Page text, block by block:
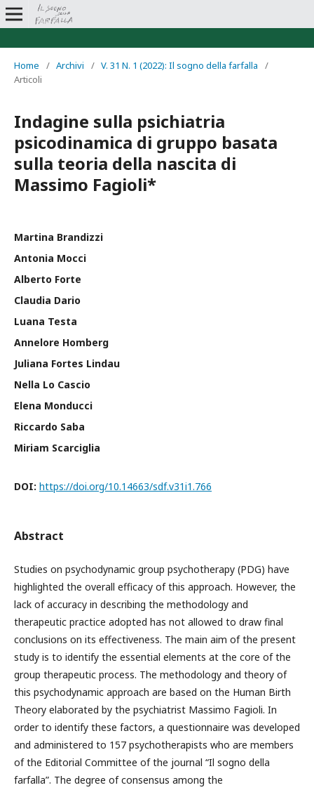
Home / Archivi / V. 31 N. 1 (2022): Il sogno della farfalla
/
Articoli
Indagine sulla psichiatria
psicodinamica di gruppo basata
sulla teoria della nascita di
Massimo Fagioli*
Martina Brandizzi
Antonia Mocci
Alberto Forte
Claudia Dario
Luana Testa
Annelore Homberg
Juliana Fortes Lindau
Nella Lo Cascio
Elena Monducci
Riccardo Saba
Miriam Scarciglia
DOI: https://doi.org/10.14663/sdf.v31i1.766
Abstract
Studies on psychodynamic group psychotherapy (PDG) have
highlighted the overall efficacy of this approach. However, the
lack of accuracy in describing the methodology and
therapeutic practice adopted has not allowed to draw final
conclusions on its effectiveness. The main aim of the present
study is to identify the essential elements at the core of the
group therapeutic process. The methodology and theory of
this psychodynamic approach are based on the Human Birth
Theory elaborated by the psychiatrist Massimo Fagioli. In
order to identify these factors, a questionnaire was developed
and administered to 157 psychotherapists who are members
of the Editorial Committee of the journal “Il sogno della
farfalla”. The degree of consensus among the